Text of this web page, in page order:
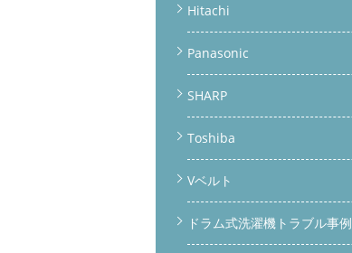
Hitachi
Panasonic
SHARP
Toshiba
Vベルト
ドラム式洗濯機トラブル事例